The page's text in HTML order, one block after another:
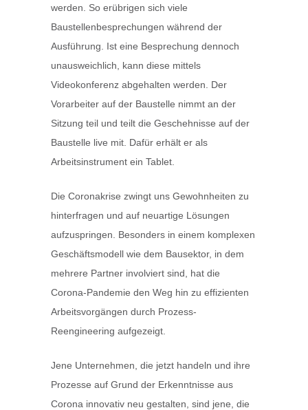
werden. So erübrigen sich viele
Baustellenbesprechungen während der
Ausführung. Ist eine Besprechung dennoch
unausweichlich, kann diese mittels
Videokonferenz abgehalten werden. Der
Vorarbeiter auf der Baustelle nimmt an der
Sitzung teil und teilt die Geschehnisse auf der
Baustelle live mit. Dafür erhält er als
Arbeitsinstrument ein Tablet.
Die Coronakrise zwingt uns Gewohnheiten zu
hinterfragen und auf neuartige Lösungen
aufzuspringen. Besonders in einem komplexen
Geschäftsmodell wie dem Bausektor, in dem
mehrere Partner involviert sind, hat die
Corona-Pandemie den Weg hin zu effizienten
Arbeitsvorgängen durch Prozess-
Reengineering aufgezeigt.
Jene Unternehmen, die jetzt handeln und ihre
Prozesse auf Grund der Erkenntnisse aus
Corona innovativ neu gestalten, sind jene, die